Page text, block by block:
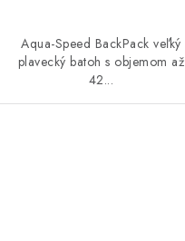
Aqua-Speed BackPack veľký
plavecký batoh s objemom až
42...